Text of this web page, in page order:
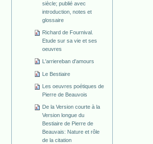
siècle; publié avec
introduction, notes et
glossaire
Richard de Fournival.
Etude sur sa vie et ses
oeuvres
L'arriereban d'amours
Le Bestiaire
Les oeuvres poétiques de
Pierre de Beauvois
De la Version courte à la
Version longue du
Bestiaire de Pierre de
Beauvais: Nature et rôle
de la citation